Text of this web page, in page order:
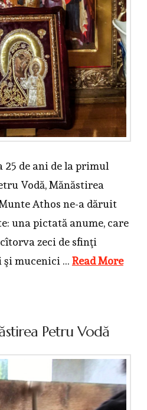
de ani de la primul
Vodă, Mănăstirea
Athos ne-a dăruit
una pictată anume, care
zeci de sfinţi
mucenici … Read More
Petru Vodă